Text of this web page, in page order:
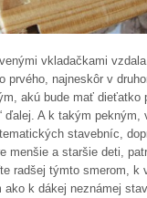
vkladačkami
prvého, najneskôr v
akú bude mať dieťatko
ďalej. A k takým pekným,
stavebníc,
menšie a staršie deti,
radšej týmto smerom, k
ako k dákej neznámej